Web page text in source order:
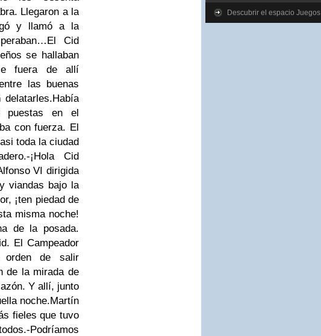
Llegaron a la
y llamó a la
El Cid
se hallaban
fuera de allí
las buenas
delatarles.Había
puestas en el
con fuerza. El
toda la ciudad
-¡Hola Cid
VI dirigida
viandas bajo la
¡ten piedad de
misma noche!
de la posada.
El Campeador
de salir
de la mirada de
Y allí, junto
noche.Martín
fieles que tuvo
-Podríamos
Descubrir el espacio Juegos